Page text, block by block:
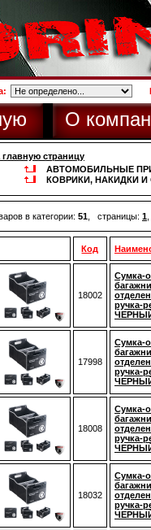
О
главную страницу
АВТОМОБИЛЬНЫЕ
КОВРИКИ, НАКИДКИ
в категории: 51 , страницы: 1
Код
18002
Сумка-
ручка-
17998
Сумка-
ручка-
18008
Сумка-
ручка-
18032
Сумка-
ручка-